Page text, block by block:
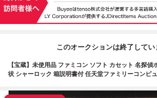
このオークションは終了してい
【宝蔵】未使用品 ファミコン ソフト カセット 名探偵
状 シャーロック 箱説明書付 任天堂ファミリーコンピ